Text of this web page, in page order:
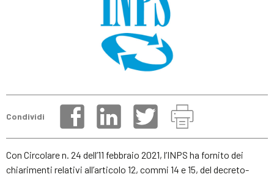
Condividi
Con Circolare n. 24 dell’11 febbraio 2021, l’INPS ha fornito dei
chiarimenti relativi all’articolo 12, commi 14 e 15, del decreto-